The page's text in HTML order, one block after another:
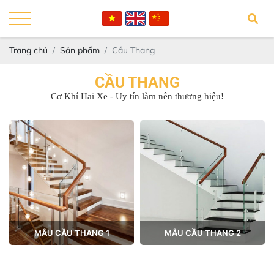
Trang chủ Sản phẩm Cầu Thang
CẦU THANG
Cơ Khí Hai Xe - Uy tín làm nên thương hiệu!
MẪU CẦU THANG 1 MẪU CẦU THANG 2